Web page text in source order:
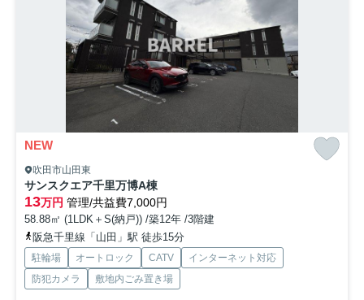
NEW
吹田市山田東
サンスクエア千里万博A棟
13万円 管理/共益費7,000円
58.88㎡ (1LDK＋S(納戸)) /築12年 /3階建
阪急千里線「山田」駅 徒歩15分
駐輪場 オートロック CATV
インターネット対応
防犯カメラ
敷地内ごみ置き場